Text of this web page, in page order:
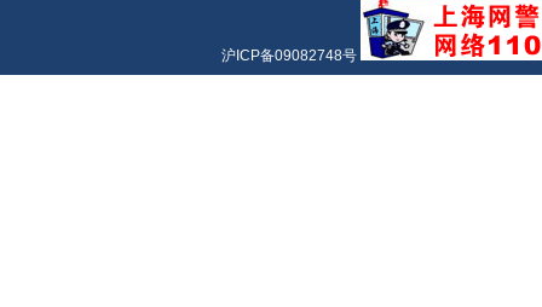
沪ICP备09082748号